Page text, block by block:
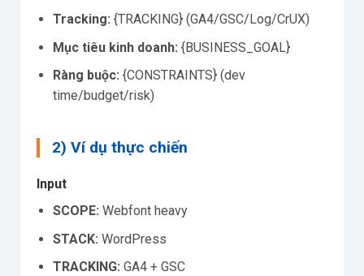
Tracking: {TRACKING} (GA4/GSC/Log/CrUX)
Mục tiêu kinh doanh: {BUSINESS_GOAL}
Ràng buộc: {CONSTRAINTS} (dev
time/budget/risk)
2) Ví dụ thực chiến
Input
SCOPE: Webfont heavy
STACK: WordPress
TRACKING: GA4 + GSC